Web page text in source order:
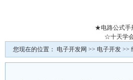
★电路公式手
☆十天学
您现在的位置： 电子开发网 >> 电子开发 >>